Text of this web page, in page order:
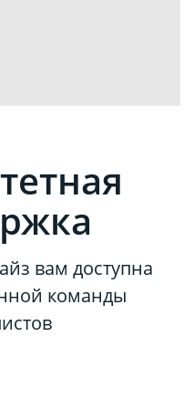
вам доступна
команды